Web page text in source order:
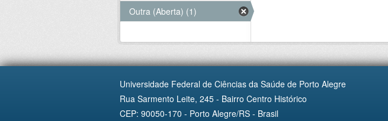
Outra (Aberta) (1)
Universidade Federal de Ciências da Saúde de Porto Alegre
Rua Sarmento Leite, 245 - Bairro Centro Histórico
CEP: 90050-170 - Porto Alegre/RS - Brasil